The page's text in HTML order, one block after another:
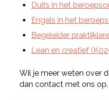
Duits in het
Engels in het
Begeleider
Lean en creatief
Wil je meer weten over
dan contact met ons op.